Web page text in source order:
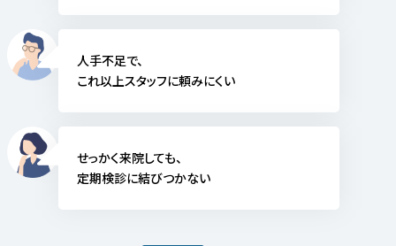
人手不足で、
これ以上スタッフに頼みにくい
せっかく来院しても、
定期検診に結びつかない